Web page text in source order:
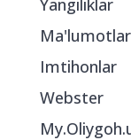
Oliygohlar